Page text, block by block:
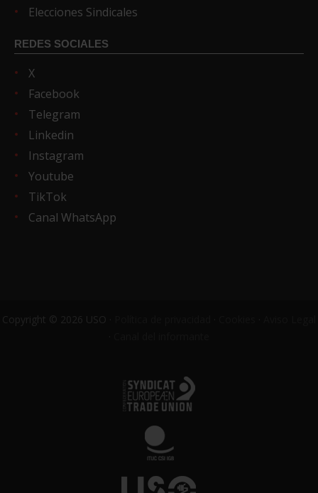
Elecciones Sindicales
REDES SOCIALES
X
Facebook
Telegram
Linkedin
Instagram
Youtube
TikTok
Canal WhatsApp
Copyright © 2026 USO ·